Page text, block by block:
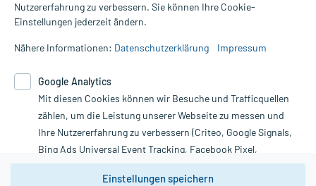
Alle Preise gelten inkl. MwSt., ggf. zzgl. Versandkosten
Informationen auf dieser Website werden ausschließlich für
die Untersuchung und Behandlung durch einen Arzt. Bitte
Therapien eingeleitet werden können. | Diese Webseite benutzt
Google Analytics. Lesen Sie bitte dazu die wichtigen Hinweise in
unserer Datenschutzerklärung. Für den Widerruf einer Bestellung
nutzen Sie das Formular:
Vertrag widerrufen
Nutzererfahrung zu verbessern. Sie können Ihre Cookie-
Einstellungen jederzeit ändern.
Nähere Informationen: Datenschutzerklärung Impressum
Google Analytics
Mit diesen Cookies können wir Besuche und Trafficquellen
zählen, um die Leistung unserer Webseite zu messen und
Ihre Nutzererfahrung zu verbessern (Criteo, Google Signals,
Bing Ads Universal Event Tracking, Facebook Pixel,
Youtube-Social Plugin).
Einstellungen speichern